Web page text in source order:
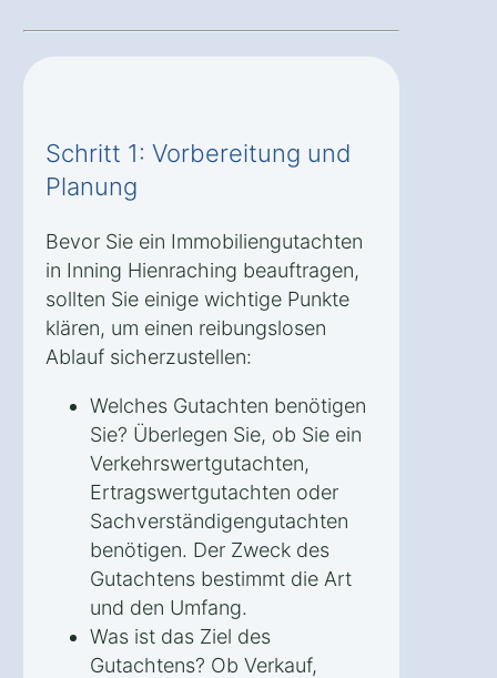
Schritt 1: Vorbereitung und
Planung
Bevor Sie ein Immobiliengutachten
in Inning Hienraching beauftragen,
sollten Sie einige wichtige Punkte
klären, um einen reibungslosen
Ablauf sicherzustellen:
Welches Gutachten benötigen
Sie? Überlegen Sie, ob Sie ein
Verkehrswertgutachten,
Ertragswertgutachten oder
Sachverständigengutachten
benötigen. Der Zweck des
Gutachtens bestimmt die Art
und den Umfang.
Was ist das Ziel des
Gutachtens? Ob Verkauf,